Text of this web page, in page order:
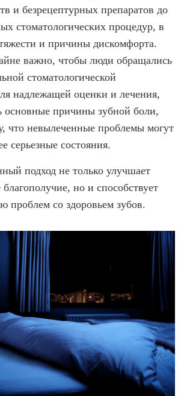
зубов
и безрецептурных препаратов до
стоматологических процедур, в
и причины дискомфорта.
важно, чтобы люди обращались
стоматологической
надлежащей оценки и лечения,
основные причины зубной боли,
что невылеченные проблемы могут
серьезные состояния.
подход не только улучшает
но и способствует
проблем со здоровьем зубов.